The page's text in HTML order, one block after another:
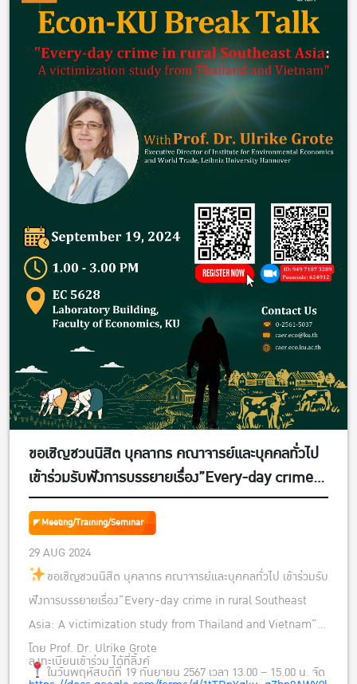
ขอเชิญชวนนิสิต บุคลากร คณาจารย์และบุคคลทั่วไป
เข้าร่วมรับฟังการบรรยายเรื่อง”Every-day crime
in rural Southeast Asia: A victimization study
from Thailand and Vietnam” โดย Prof. Dr.
Ulrike Grote
Meeting/Training/Seminar
29 AUG 2024
ขอเชิญชวนนิสิต บุคลากร คณาจารย์และบุคคลทั่วไป เข้าร่วมรับ
ฟังการบรรยายเรื่อง”Every-day crime in rural Southeast
Asia: A victimization study from Thailand and Vietnam”
โดย Prof. Dr. Ulrike Grote
ในวันพฤหัสบดีที่ 19 กันยายน 2567 เวลา 13.00 – 15.00 น. จัด
ลงทะเบียนเข้าร่วม ได้ที่ลิ้งค์